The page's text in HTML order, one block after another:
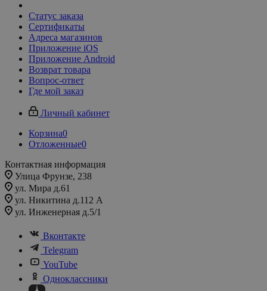
Статус заказа
Сертификаты
Адреса магазинов
Приложение iOS
Приложение Android
Возврат товара
Вопрос-ответ
Где мой заказ
Личный кабинет
Корзина0
Отложенные0
Контактная информация
Улица Фрунзе, 238​
ул. Мира д.61
ул. Никитина д.112 А
ул. Инженерная д.5/1
Вконтакте
Telegram
YouTube
Одноклассники